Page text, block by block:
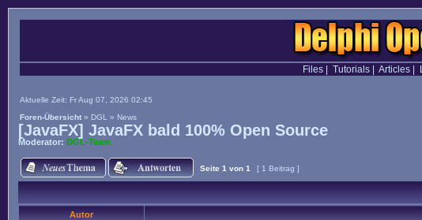
Files| Tutorials| Articles|
Aktuelle Zeit: Fr Aug 07, 2026 02:45
Foren-Übersicht » DGL » News
[JavaFX] JavaFX bald 100% Open Source
Moderator: DGL-Team
Seite 1 von 1 [ 1 Beitrag ]
Autor